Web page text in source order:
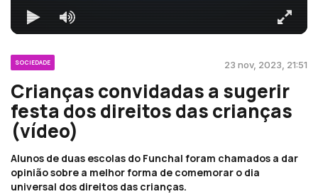
SOCIEDADE 23 nov, 2023, 21:51
Crianças convidadas a sugerir
festa dos direitos das crianças
(vídeo)
Alunos de duas escolas do Funchal foram chamados a dar
opinião sobre a melhor forma de comemorar o dia
universal dos direitos das crianças.